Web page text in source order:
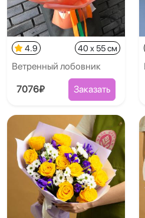
4.9 40 x 55 см
Ветренный лобовник
7076₽ Заказать